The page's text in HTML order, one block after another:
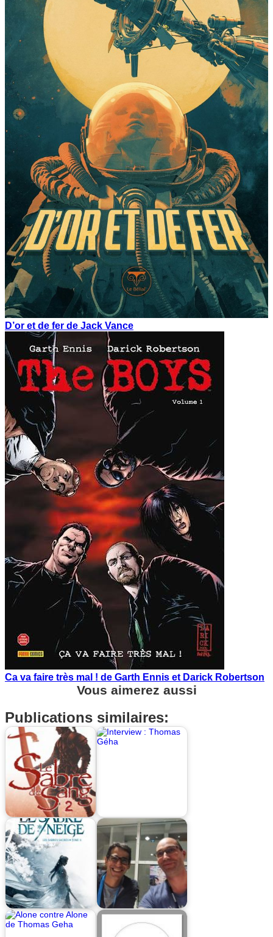
D’or et de fer de Jack Vance
Ca va faire très mal ! de Garth Ennis et Darick Robertson
Vous aimerez aussi
Publications similaires: